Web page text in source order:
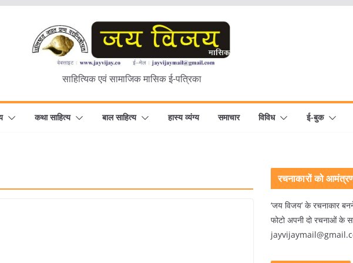
साहित्यिक एवं सामाजिक मासिक ई-पत्रिका
कथा साहित्य बाल साहित्य हास्य व्यंग्य समाचार विविध ई-बुक
रचनाकारों को
‘जय विजय’ के रचनाकार
फोटो अपनी दो रचनाओं के